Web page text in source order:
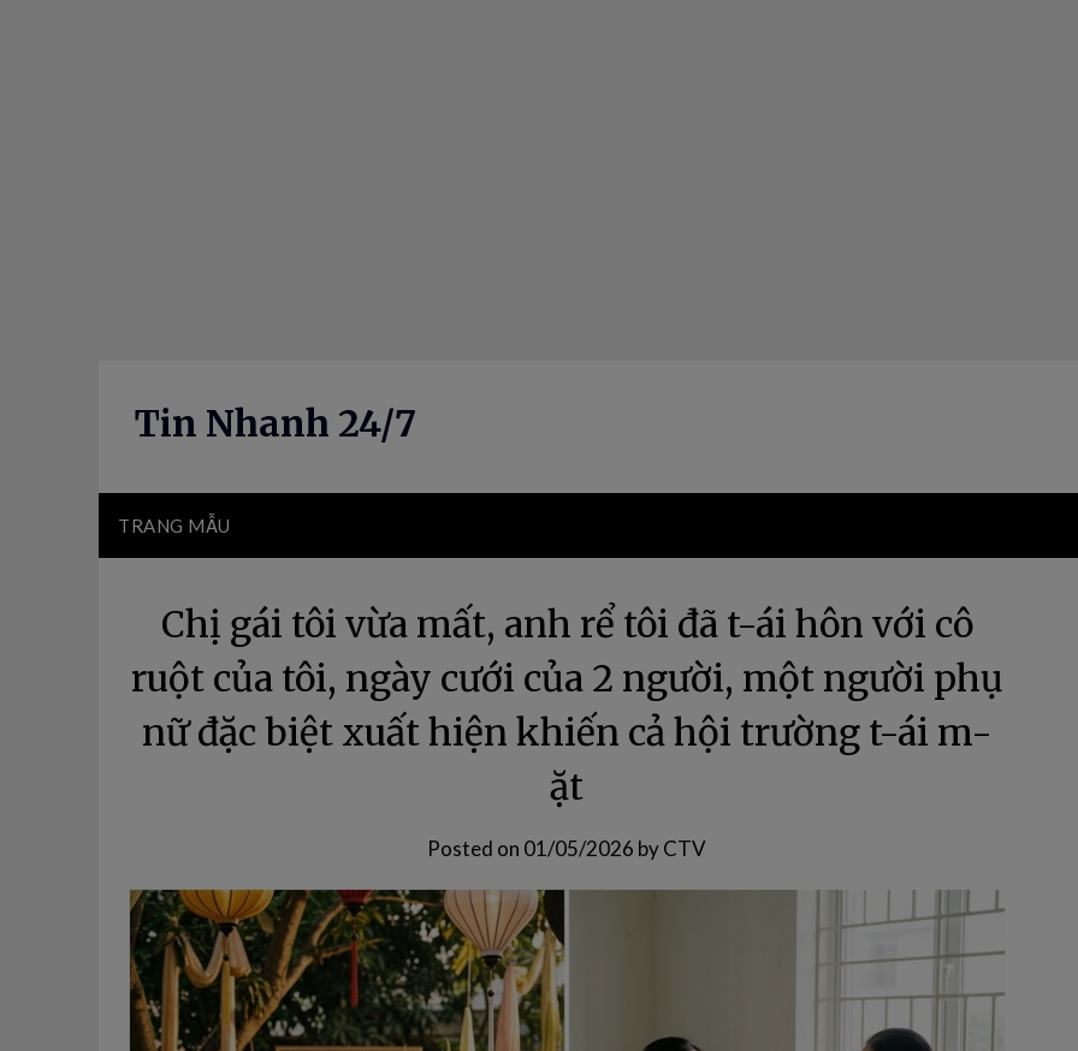
Tin Nhanh 24/7
TRANG MẪU
Chị gái tôi vừa mất, anh rể tôi đã t-ái hôn với cô
ruột của tôi, ngày cưới của 2 người, một người phụ
nữ đặc biệt xuất hiện khiến cả hội trường t-ái m-
ặt
Posted on 01/05/2026 byCTV